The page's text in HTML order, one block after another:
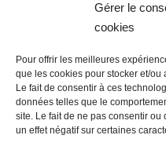
Gérer le
cookies
Pour offrir les meilleures
que les cookies pour stocker et/
Le fait de consentir à ces
données telles que le
site. Le fait de ne pas consentir
un effet négatif sur certaines
Nous contacter
Politique de confidentialité